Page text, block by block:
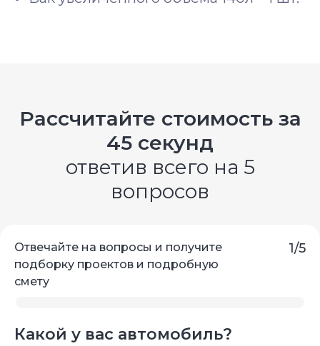
Рассчитайте стоимость за
45 секунд
ответив всего на 5
вопросов
Отвечайте на вопросы и получите
подборку проектов и подробную
смету
1/5
Какой у вас автомобиль?